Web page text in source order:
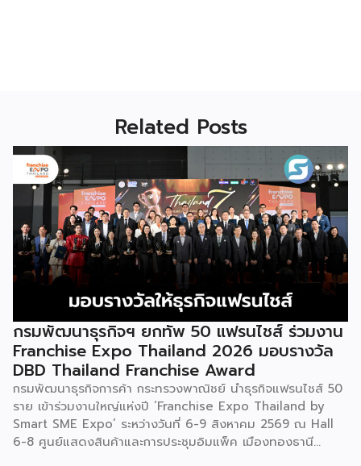
Related Posts
กรมพัฒนาธุรกิจฯ ยกทัพ 50 แฟรนไชส์ ร่วมงาน
Franchise Expo Thailand 2026 มอบรางวัล
DBD Thailand Franchise Award
กรมพัฒนาธุรกิจการค้า กระทรวงพาณิชย์ นำธุรกิจแฟรนไชส์ 50
ราย เข้าร่วมงานใหญ่แห่งปี ‘Franchise Expo Thailand by
Smart SME Expo’ ระหว่างวันที่ 6-9 สิงหาคม 2569 ณ Hall
6-8 ศูนย์แสดงสินค้าและการประชุมอิมแพ็ค เมืองทองธานี